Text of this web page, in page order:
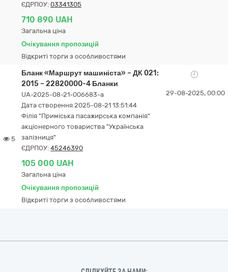
ЄДРПОУ: 03341305
710 890 UAH
Загальна ціна
Очікування пропозицій
Відкриті торги з особливостями
5
Бланк «Маршрут машиніста» – ДК 021:
2015 – 22820000-4 Бланки
UA-2025-08-21-006683-a
Дата створення 2025-08-21 13:51:44
Філія "Приміська пасажирська компанія"
акціонерного товариства "Українська
залізниця"
ЄДРПОУ: 45246390
105 000 UAH
Загальна ціна
Очікування пропозицій
Відкриті торги з особливостями
29-08-2025, 00:00